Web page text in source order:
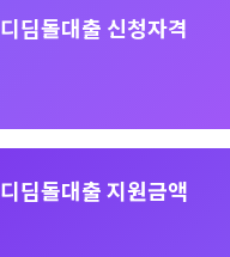
디딤돌대출 신청자격
디딤돌대출 지원금액